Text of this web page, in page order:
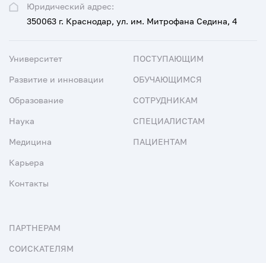
Юридический адрес:
350063 г. Краснодар, ул. им. Митрофана Седина, 4
Университет
Развитие и инновации
Образование
Наука
Медицина
Карьера
Контакты
ПОСТУПАЮЩИМ
ОБУЧАЮЩИМСЯ
СОТРУДНИКАМ
СПЕЦИАЛИСТАМ
ПАЦИЕНТАМ
ПАРТНЕРАМ
СОИСКАТЕЛЯМ